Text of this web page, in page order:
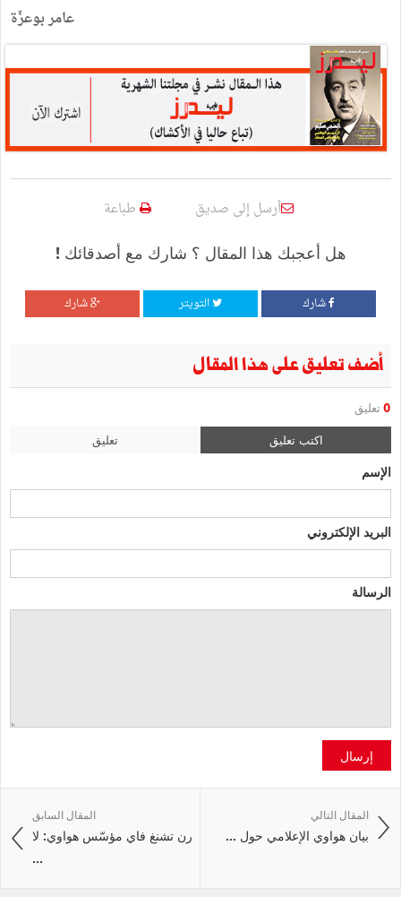
عامر بوعزّة
أرسل إلى صديق طباعة
هل أعجبك هذا المقال ؟ شارك مع أصدقائك !
شارك التويتر شارك
أضف تعليق على هذا المقال
0 تعليق
اكتب تعليق تعليق
الإسم
البريد الإلكتروني
الرسالة
إرسال
المقال السابق
رن تشنغ فاي مؤسّس هواوي: لا
...
المقال التالي
بيان هواوي الإعلامي حول ...